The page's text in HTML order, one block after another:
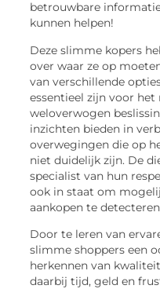
betrouwbare
kunnen helpen!
Deze slimme kopers
over waar ze op
van verschillende
essentieel zijn voor het
weloverwogen
inzichten bieden in
overwegingen die op
niet duidelijk zijn. De
specialist van hun
ook in staat om
aankopen te
Door te leren van
slimme shoppers een
herkennen van
daarbij tijd, geld en